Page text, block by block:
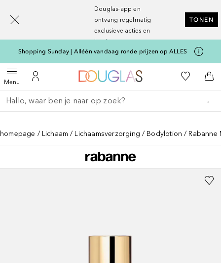
Douglas-app en
ontvang regelmatig
exclusieve acties en
kortingen
TONEN
Shopping Sunday | Alléén vandaag ronde prijzen op ALLES
MenuOpen menuNaar Mijn Account
Naar Douglas Home
Naar Mijn
Ga terug
Zoekopdracht uitvoeren
homepage Lichaam Lichaamsverzorging Bodylotion Rabanne
[navigation.slideout.screenreader]